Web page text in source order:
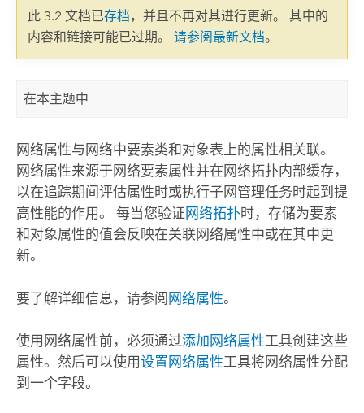
此 3.2 文档已存档，并且不再对其进行更新。 其中的
内容和链接可能已过期。 请参阅最新文档。
在本主题中
网络属性与网络中要素类和对象表上的属性相关联。
网络属性来源于网络要素属性并在网络拓扑内部缓存，
以在追踪期间评估属性时或执行子网管理任务时起到提
高性能的作用。 每当您验证 网络拓扑时，存储为要素
和对象属性的值会反映在关联网络属性中或在其中更
新。
要了解详细信息，请参阅 网络属性。
使用网络属性前，必须通过添加网络属性工具创建这些
属性。然后可以使用设置网络属性工具将网络属性分配
到一个字段。